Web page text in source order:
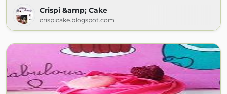
Crispi &amp; Cake
crispicake.blogspot.com